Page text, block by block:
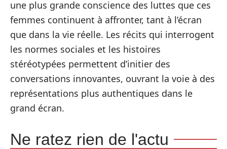
une plus grande conscience des luttes que ces
femmes continuent à affronter, tant à l’écran
que dans la vie réelle. Les récits qui interrogent
les normes sociales et les histoires
stéréotypées permettent d’initier des
conversations innovantes, ouvrant la voie à des
représentations plus authentiques dans le
grand écran.
Ne ratez rien de l'actu